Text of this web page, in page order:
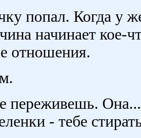
попал. Когда у
начинает кое-
отношения.
переживешь.
- тебе